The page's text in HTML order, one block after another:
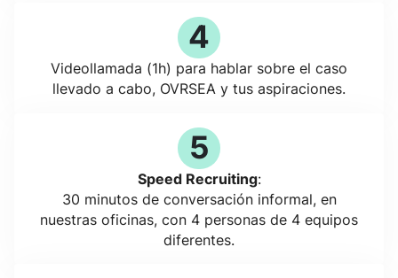
4
Videollamada (1h) para hablar sobre el caso
llevado a cabo, OVRSEA y tus aspiraciones.
5
Speed Recruiting:
30 minutos de conversación informal, en
nuestras oficinas, con 4 personas de 4 equipos
diferentes.